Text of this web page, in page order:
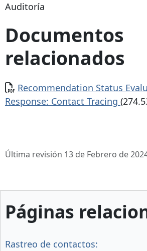
Auditoría
Documentos
relacionados
Documento
Recommendation Status
Response: Contact Tracing
Última revisión 13 de Febrero de
Páginas
Rastreo de contactos: